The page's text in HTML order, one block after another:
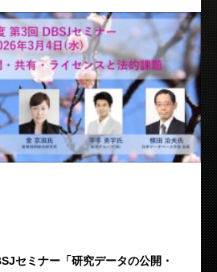
セミナー「研究データの公開・